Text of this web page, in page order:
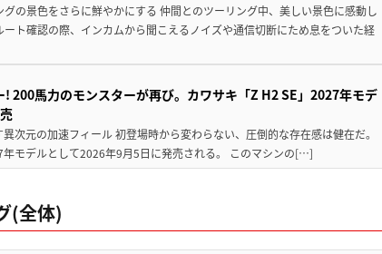
グの景色をさらに鮮やかにする 仲間とのツーリング中、美しい景色に感動し
ト確認の際、インカムから聞こえるノイズや通信切断にため息をついた経
200馬力のモンスターが再び。カワサキ「Z H2 SE」2027年モデ
次元の加速フィール 初登場時から変わらない、圧倒的な存在感は健在だ。
年モデルとして2026年9月5日に発売される。 このマシンの[…]
(全体)